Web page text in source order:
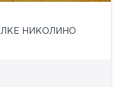
НИКОЛИНО